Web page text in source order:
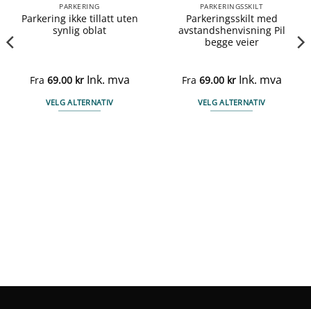
PARKERING
Parkering ikke tillatt uten
synlig oblat
Fra 69.00 kr Ink. mva
VELG ALTERNATIV
PARKERINGSSKILT
Parkeringsskilt med
avstandshenvisning Pil
begge veier
Fra 69.00 kr Ink. mva
VELG ALTERNATIV